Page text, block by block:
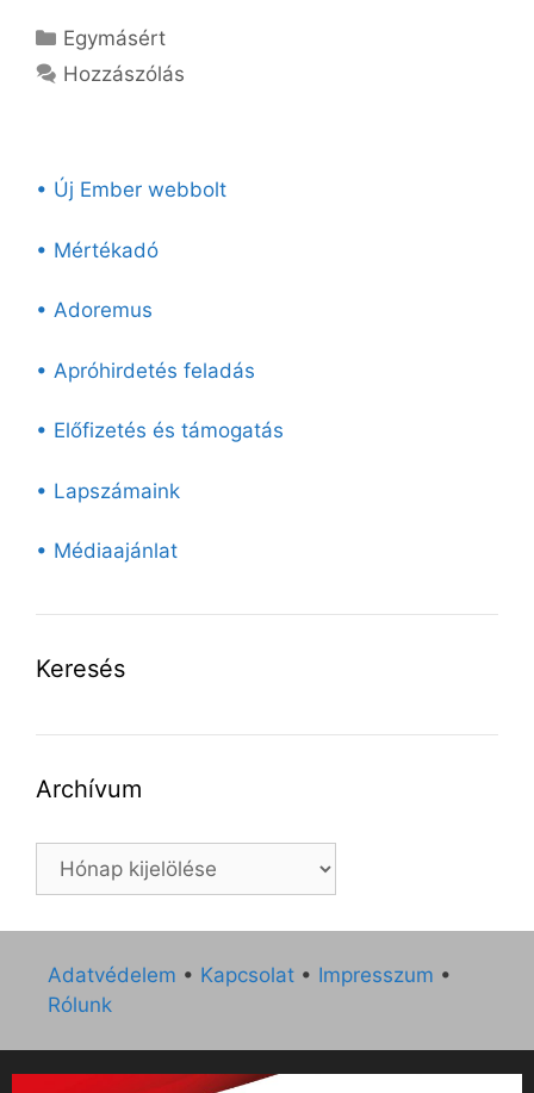
Kategória
Egymásért
Hozzászólás
• Új Ember webbolt
• Mértékadó
• Adoremus
• Apróhirdetés feladás
• Előfizetés és támogatás
• Lapszámaink
• Médiaajánlat
Keresés
Archívum
Archívum
Adatvédelem • Kapcsolat • Impresszum •
Rólunk